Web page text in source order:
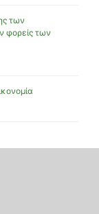
των
φορείς των